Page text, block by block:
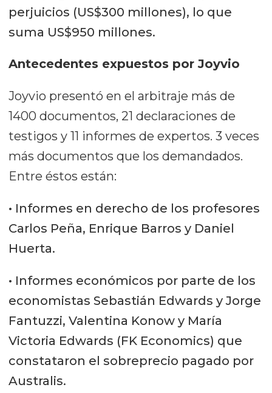
perjuicios (US$300 millones), lo que
suma US$950 millones.
Antecedentes expuestos por Joyvio
Joyvio presentó en el arbitraje más de
1400 documentos, 21 declaraciones de
testigos y 11 informes de expertos. 3 veces
más documentos que los demandados.
Entre éstos están:
• Informes en derecho de los profesores
Carlos Peña, Enrique Barros y Daniel
Huerta.
• Informes económicos por parte de los
economistas Sebastián Edwards y Jorge
Fantuzzi, Valentina Konow y María
Victoria Edwards (FK Economics) que
constataron el sobreprecio pagado por
Australis.